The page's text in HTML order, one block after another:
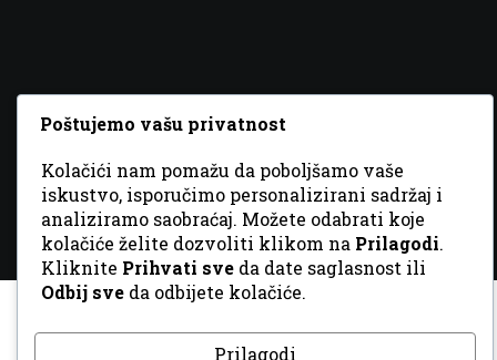
© 2026 Sva prava zadržana. DizajnGordonDM
Poštujemo vašu privatnost
Kolačići nam pomažu da poboljšamo vaše
iskustvo, isporučimo personalizirani sadržaj i
analiziramo saobraćaj. Možete odabrati koje
kolačiće želite dozvoliti klikom na Prilagodi.
Kliknite Prihvati sve da date saglasnost ili
Odbij sve da odbijete kolačiće.
Prilagodi